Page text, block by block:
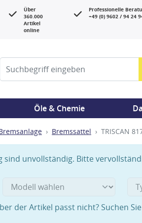
Über
360.000
Artikel
online
Professionelle
+49 (0) 9602 / 94 24
Öle & Chemie
Bremssattel TRISCAN
sind unvollständig. Bitte
der Artikel passt nicht? Suchen